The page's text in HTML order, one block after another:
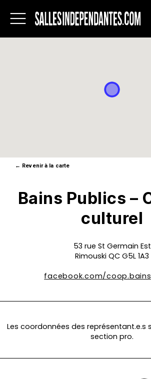
← Revenir à la carte
Bains Publics –
culturel
53 rue St Germain Est
Rimouski QC G5L 1A3
facebook.com/
Les coordonnées des représentant.e.s
section pro.